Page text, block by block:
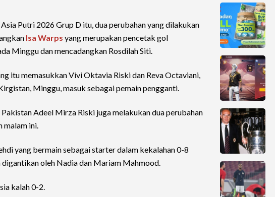
Putri 2026 Grup D itu, dua perubahan yang dilakukan
Isa Warps yang merupakan pencetak gol
Minggu dan mencadangkan Rosdilah Siti.
itu memasukkan Vivi Oktavia Riski dan Reva Octaviani,
Minggu, masuk sebagai pemain pengganti.
Adeel Mirza Riski juga melakukan dua perubahan
malam ini.
yang bermain sebagai starter dalam kekalahan 0-8
digantikan oleh Nadia dan Mariam Mahmood.
kalah 0-2.